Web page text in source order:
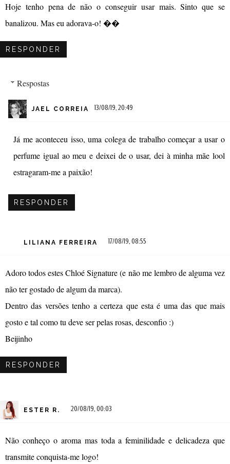
Hoje tenho pena de não o conseguir usar mais. Sinto que se
banalizou. Mas eu adorava-o! ��
RESPONDER
Respostas
JAEL CORREIA 13/08/19, 20:49
Já me aconteceu isso, uma colega de trabalho começar a usar o
perfume igual ao meu e deixei de o usar, dei à minha mãe lool
estragaram-me a paixão!
RESPONDER
LILIANA FERREIRA 17/08/19, 08:55
Adoro todos estes Chloé Signature (e não me lembro de alguma vez
não ter gostado de algum da marca).
Dentro das versões tenho a certeza que esta é uma das que mais
gosto e tal como tu deve ser pelas rosas, desconfio :)
Beijinho
RESPONDER
ESTER R. 20/08/19, 00:03
Não conheço o aroma mas toda a feminilidade e delicadeza que
transmite conquista-me logo!